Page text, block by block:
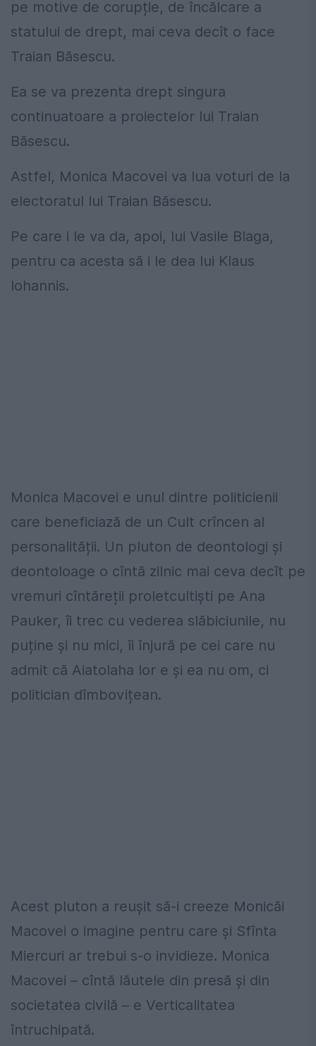
pe motive de corupție, de încălcare a
statului de drept, mai ceva decît o face
Traian Băsescu.
Ea se va prezenta drept singura
continuatoare a proiectelor lui Traian
Băsescu.
Astfel, Monica Macovei va lua voturi de la
electoratul lui Traian Băsescu.
Pe care i le va da, apoi, lui Vasile Blaga,
pentru ca acesta să i le dea lui Klaus
Iohannis.
Monica Macovei e unul dintre politicienii
care beneficiază de un Cult crîncen al
personalității. Un pluton de deontologi și
deontoloage o cîntă zilnic mai ceva decît pe
vremuri cîntăreții proletcultiști pe Ana
Pauker, îi trec cu vederea slăbiciunile, nu
puține și nu mici, îi înjură pe cei care nu
admit că Aiatolaha lor e și ea nu om, ci
politician dîmbovițean.
Acest pluton a reușit să-i creeze Monicăi
Macovei o imagine pentru care și Sfînta
Miercuri ar trebui s-o invidieze. Monica
Macovei – cîntă lăutele din presă și din
societatea civilă – e Verticalitatea
întruchipată.